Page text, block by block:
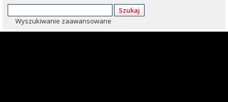
Szukaj
Wyszukiwanie zaawansowane